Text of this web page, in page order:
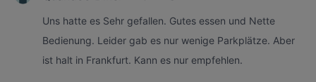
Uns hatte es Sehr gefallen. Gutes essen und Nette
Bedienung. Leider gab es nur wenige Parkplätze. Aber
ist halt in Frankfurt. Kann es nur empfehlen.